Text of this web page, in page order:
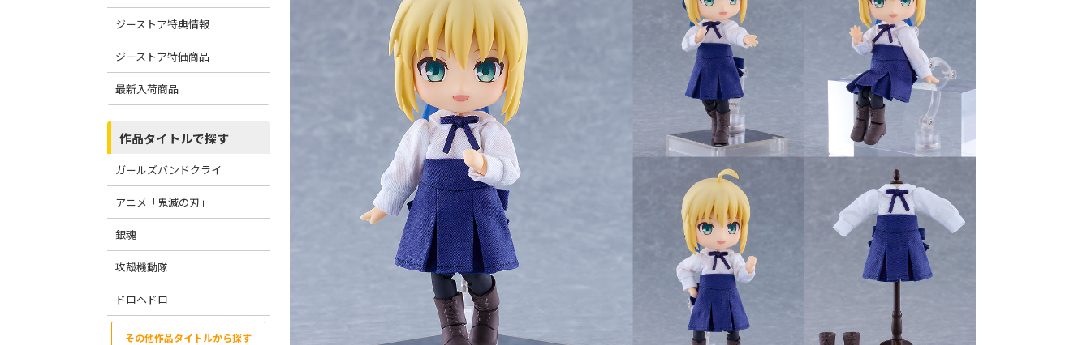
ジーストア特典情報
ジーストア特価商品
最新入荷商品
作品タイトルで探す
ガールズバンドクライ
アニメ「鬼滅の刃」
銀魂
攻殻機動隊
ドロヘドロ
その他作品タイトルから探す